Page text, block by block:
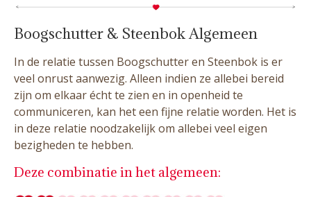
Boogschutter & Steenbok Algemeen
In de relatie tussen Boogschutter en Steenbok is er
veel onrust aanwezig. Alleen indien ze allebei bereid
zijn om elkaar écht te zien en in openheid te
communiceren, kan het een fijne relatie worden. Het is
in deze relatie noodzakelijk om allebei veel eigen
bezigheden te hebben.
Deze combinatie in het algemeen: